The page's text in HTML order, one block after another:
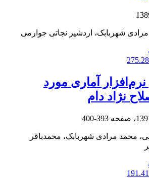
مرادی شهربابک، اردشیر نجاتی جوارمی
آماری مورد
نژاد دام
393-400
محمد مرادی شهربابک، محمدباقر